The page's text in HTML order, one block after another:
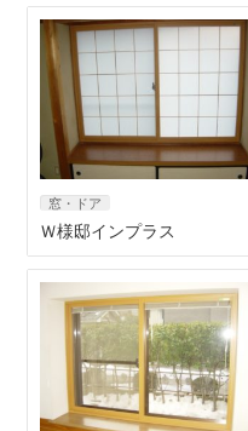
窓・ドア
Ｗ様邸インプラス